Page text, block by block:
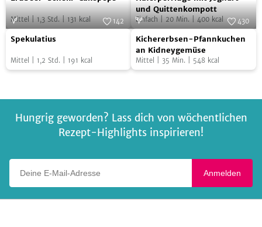
Schoki-
Cakepops
Mittel 1,3 Std. 131 kcal
mit
Joghurt
und
Quittenkompott
und Quittenkompott
Einfach 20 Min. 400 kcal
Spekulatius
142
Spekulatius
Mittel 1,2 Std. 191 kcal
Kichererbsen-
Pfannkuchen
an
Foto: SevenCooks
430
Kichererbsen-Pfannkuchen
an Kidneygemüse
Mittel 35 Min. 548 kcal
Hungrig geworden? Lass dich von wöchentlichen
Rezept-Highlights inspirieren!
Anmelden